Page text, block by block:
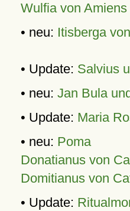
Wulfia von Amiens
• neu: Itisberga
• Update: Salvius
• neu: Jan Bula
• Update: Maria
• neu: Poma
Donatianus von
Domitianus von
• Update: